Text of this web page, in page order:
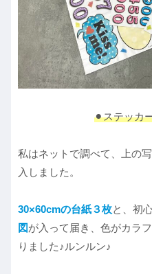
⚫︎ステッカ
私はネットで調べて、上の
入しました。
30×60cmの台紙３枚と、初
図が入って届き、色がカラ
りました♪ルンルン♪